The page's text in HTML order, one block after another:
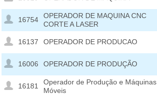
16754
OPERADOR DE MAQUINA CNC
CORTE A LASER
16137 OPERADOR DE PRODUCAO
16006 OPERADOR DE PRODUÇÃO
16181
Operador de Produção e Máquinas
Móveis